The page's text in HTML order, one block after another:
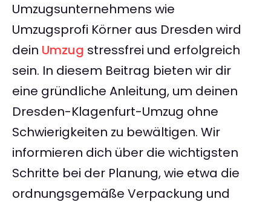
Umzugsunternehmens wie
Umzugsprofi Körner aus Dresden wird
dein Umzug stressfrei und erfolgreich
sein. In diesem Beitrag bieten wir dir
eine gründliche Anleitung, um deinen
Dresden-Klagenfurt-Umzug ohne
Schwierigkeiten zu bewältigen. Wir
informieren dich über die wichtigsten
Schritte bei der Planung, wie etwa die
ordnungsgemäße Verpackung und